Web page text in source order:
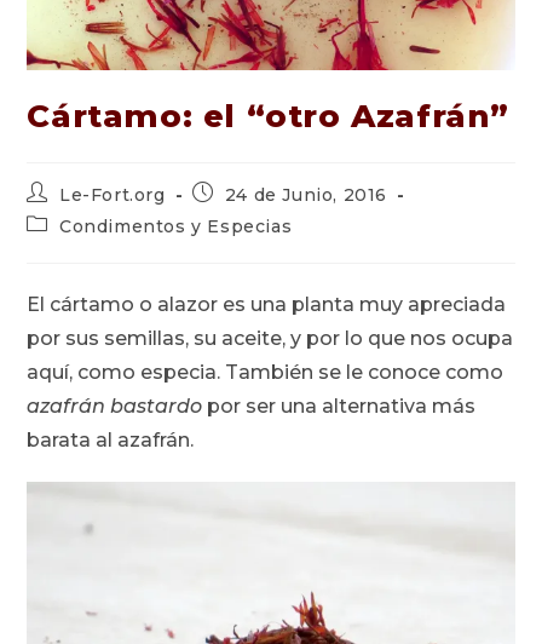
Cártamo: el “otro Azafrán”
Autor
de
la
Le-Fort.org
Publicación
la
24 de Junio, 2016
Categoría
entrada:
Condimentos y Especias
El cártamo o alazor es una planta muy apreciada
por sus semillas, su aceite, y por lo que nos ocupa
aquí, como especia. También se le conoce como
azafrán bastardo por ser una alternativa más
barata al azafrán.